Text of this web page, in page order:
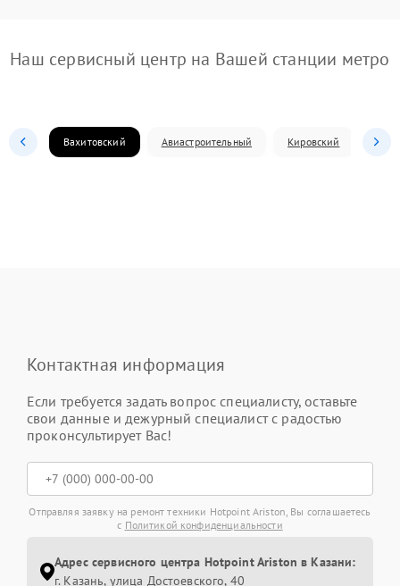
Наш сервисный центр на Вашей станции метро
Вахитовский Авиастроительный Кировский
Контактная информация
Если требуется задать вопрос специалисту, оставьте
свои данные и дежурный специалист с радостью
проконсультирует Вас!
Отправляя заявку на ремонт техники Hotpoint Ariston, Вы соглашаетесь
с Политикой конфиденциальности
Адрес сервисного центра Hotpoint Ariston в Казани:
г. Казань, улица Достоевского, 40